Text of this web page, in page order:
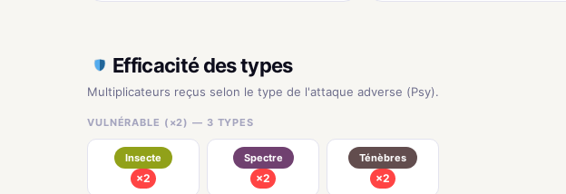
Efficacité des types
Multiplicateurs reçus selon le type de l'attaque adverse (Psy).
VULNÉRABLE (×2) — 3 TYPES
Insecte
×2
Spectre
×2
Ténèbres
×2